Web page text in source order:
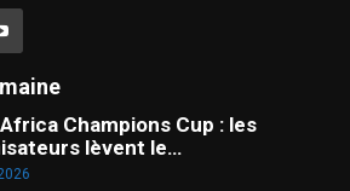
Champions Cup : les
lèvent le…